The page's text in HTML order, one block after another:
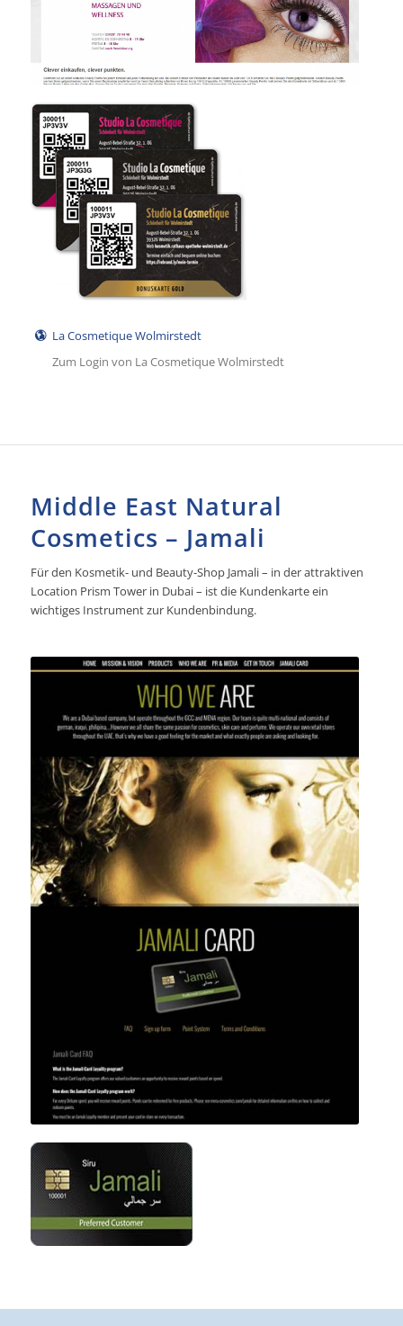
La Cosmetique Wolmirstedt
Zum Login von La Cosmetique Wolmirstedt
Middle East Natural
Cosmetics – Jamali
Für den Kosmetik- und Beauty-Shop Jamali – in der attraktiven
Location Prism Tower in Dubai – ist die Kundenkarte ein
wichtiges Instrument zur Kundenbindung.